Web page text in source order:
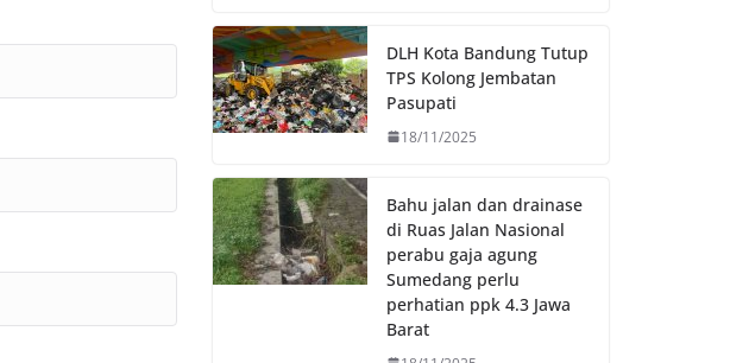
k
p
k
DLH Kota Bandung Tutup
TPS Kolong Jembatan
Pasupati
18/11/2025
Bahu jalan dan drainase
di Ruas Jalan Nasional
perabu gaja agung
Sumedang perlu
perhatian ppk 4.3 Jawa
Barat